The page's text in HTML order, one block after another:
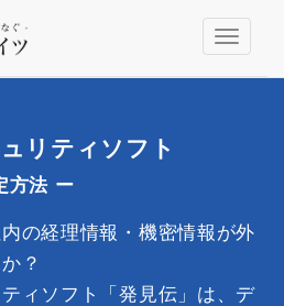
Toggle
リティソフト
方法 ー
の経理情報・機密情報が外
？
ィソフト「発見伝」は、デ